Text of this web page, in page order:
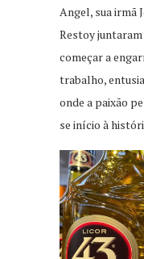
Angel, sua irmã
Restoy
começar a
trabalho,
onde a paixão
se início à